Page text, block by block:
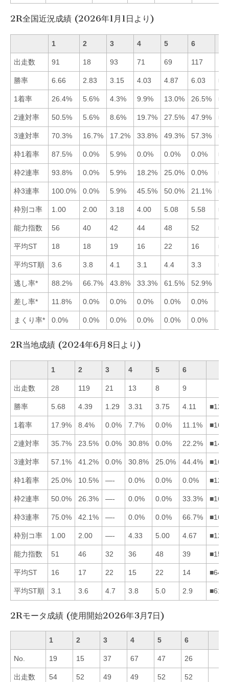
2R全国近況成績 (2026年1月1日より)
1 2 3 4 5 6
出走数 91 18 93 71 69 117
勝率 6.66 2.83 3.15 4.03 4.87 6.03
1着率 26.4% 5.6% 4.3% 9.9% 13.0% 26.5%
2連対率 50.5% 5.6% 8.6% 19.7% 27.5% 47.9%
3連対率 70.3% 16.7% 17.2% 33.8% 49.3% 57.3%
枠1着率 87.5% 0.0% 5.9% 0.0% 0.0% 0.0%
枠2連率 93.8% 0.0% 5.9% 18.2% 25.0% 0.0%
枠3連率 100.0% 0.0% 5.9% 45.5% 50.0% 21.1%
枠別コ率 1.00 2.00 3.18 4.00 5.08 5.58
能力指数 56 40 42 44 48 52
平均ST 18 18 19 16 22 16
平均ST順 3.6 3.8 4.1 3.1 4.4 3.3
逃し率* 88.2% 66.7% 43.8% 33.3% 61.5% 52.9%
差し率* 11.8% 0.0% 0.0% 0.0% 0.0% 0.0%
まくり率* 0.0% 0.0% 0.0% 0.0% 0.0% 0.0%
2R当地成績 (2024年6月8日より)
1 2 3 4 5 6
出走数 28 119 21 13 8 9
勝率 5.68 4.39 1.29 3.31 3.75 4.11
1着率 17.9% 8.4% 0.0% 7.7% 0.0% 11.1%
2連対率 35.7% 23.5% 0.0% 30.8% 0.0% 22.2%
3連対率 57.1% 41.2% 0.0% 30.8% 25.0% 44.4%
枠1着率 25.0% 10.5% —- 0.0% 0.0% 0.0%
枠2連率 50.0% 26.3% —- 0.0% 0.0% 33.3%
枠3連率 75.0% 42.1% —- 0.0% 0.0% 66.7%
枠別コ率 1.00 2.00 —- 4.33 5.00 4.67
能力指数 51 46 32 36 48 39
平均ST 16 17 22 15 22 14
平均ST順 3.1 3.6 4.7 3.8 5.0 2.9
2Rモータ成績 (使用開始2026年3月7日)
1 2 3 4 5 6
No. 19 15 37 67 47 26
出走数 54 52 49 49 52 52